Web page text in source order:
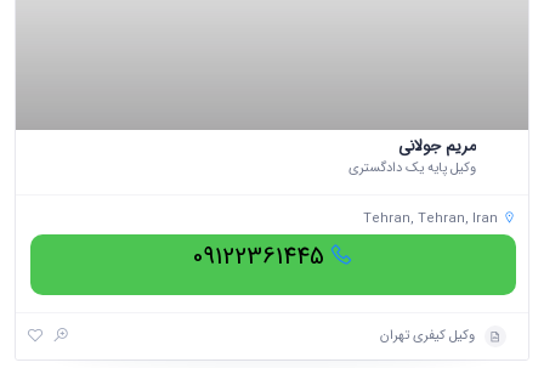
مریم جولانی
وکیل پایه یک دادگستری
Tehran, Tehran, Iran
09122361445
وکیل کیفری تهران